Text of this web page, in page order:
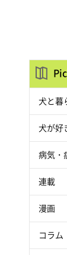
犬と暮
犬が好
病気・
連載
漫画
コラム